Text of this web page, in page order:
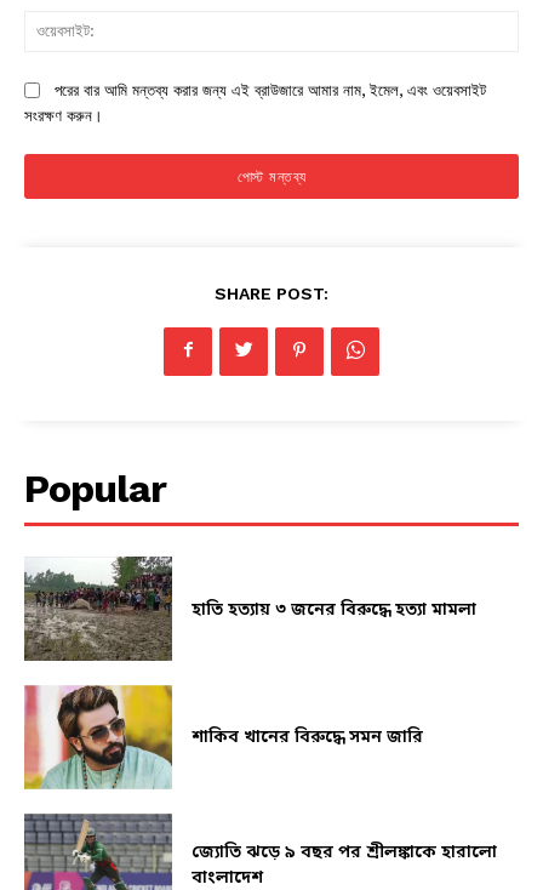
পরের বার আমি মন্তব্য করার জন্য এই ব্রাউজারে আমার নাম, ইমেল, এবং ওয়েবসাইট
সংরক্ষণ করুন।
SHARE POST:
Popular
হাতি হত্যায় ৩ জনের বিরুদ্ধে হত্যা মামলা
শাকিব খানের বিরুদ্ধে সমন জারি
জ্যোতি ঝড়ে ৯ বছর পর শ্রীলঙ্কাকে হারালো
বাংলাদেশ